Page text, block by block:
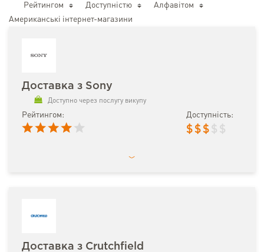
Рейтингом
Доступністю
Алфавітом
Американські інтернет-магазини
Доставка з Sony
Доступно через послугу викупу
Рейтингом: Доступність:
$ $ $ $ $
Доставка з Crutchfield